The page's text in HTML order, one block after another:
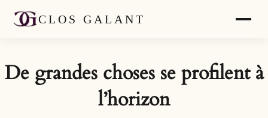
CLOS GALANT
De grandes choses se profilent à
l’horizon